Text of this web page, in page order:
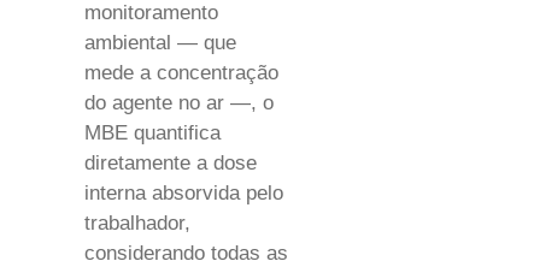
monitoramento
ambiental — que
mede a concentração
do agente no ar —, o
MBE quantifica
diretamente a dose
interna absorvida pelo
trabalhador,
considerando todas as